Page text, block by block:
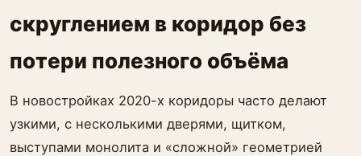
скруглением в коридор без
потери полезного объёма
В новостройках 2020-х коридоры часто делают
узкими, с несколькими дверями, щитком,
выступами монолита и «сложной» геометрией